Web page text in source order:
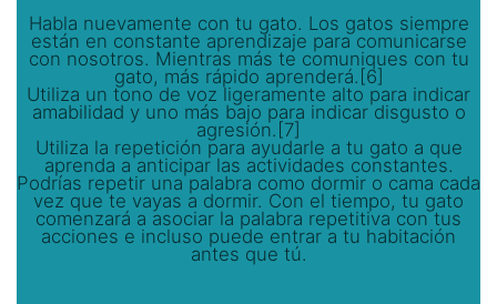
Habla nuevamente con tu gato. Los gatos siempre
están en constante aprendizaje para comunicarse
con nosotros. Mientras más te comuniques con tu
gato, más rápido aprenderá.[6]
Utiliza un tono de voz ligeramente alto para indicar
amabilidad y uno más bajo para indicar disgusto o
agresión.[7]
Utiliza la repetición para ayudarle a tu gato a que
aprenda a anticipar las actividades constantes.
Podrías repetir una palabra como dormir o cama cada
vez que te vayas a dormir. Con el tiempo, tu gato
comenzará a asociar la palabra repetitiva con tus
acciones e incluso puede entrar a tu habitación
antes que tú.